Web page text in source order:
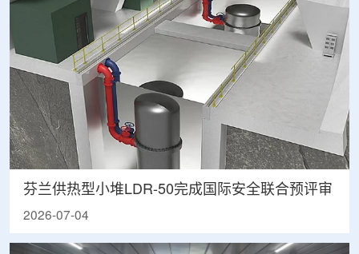
芬兰供热型小堆LDR-50完成国际安全联合预评审
2026-07-04